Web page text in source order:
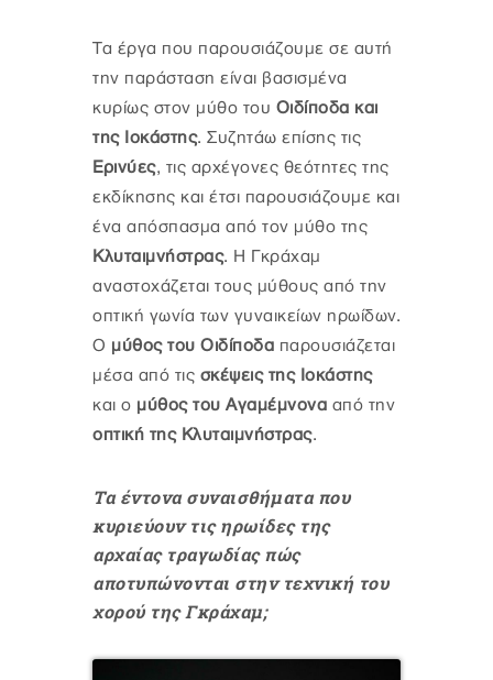
Τα έργα που παρουσιάζουμε σε αυτή
την παράσταση είναι βασισμένα
κυρίως στον μύθο του Οιδίποδα και
της Ιοκάστης. Συζητάω επίσης τις
Ερινύες, τις αρχέγονες θεότητες της
εκδίκησης και έτσι παρουσιάζουμε και
ένα απόσπασμα από τον μύθο της
Κλυταιμνήστρας. Η Γκράχαμ
αναστοχάζεται τους μύθους από την
οπτική γωνία των γυναικείων ηρωίδων.
Ο μύθος του Οιδίποδα παρουσιάζεται
μέσα από τις σκέψεις της Ιοκάστης
και ο μύθος του Αγαμέμνονα από την
οπτική της Κλυταιμνήστρας.
Τα έντονα συναισθήματα που
κυριεύουν τις ηρωίδες της
αρχαίας τραγωδίας πώς
αποτυπώνονται στην τεχνική του
χορού της Γκράχαμ;